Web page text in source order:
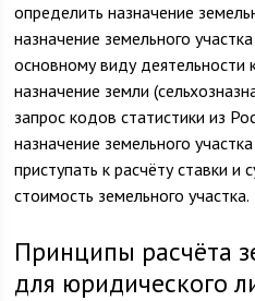
определить назначение
назначение земельного
основному виду деятельности
назначение земли
запрос кодов статистики из
назначение земельного
приступать к расчёту ставки и
стоимость земельного участка.
Принципы расчёта
для юридического